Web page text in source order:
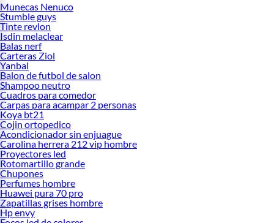
Munecas Nenuco
Stumble guys
Tinte revlon
Isdin melaclear
Balas nerf
Carteras Ziol
Yanbal
Balon de futbol de salon
Shampoo neutro
Cuadros para comedor
Carpas para acampar 2 personas
Koya bt21
Cojin ortopedico
Acondicionador sin enjuague
Carolina herrera 212 vip hombre
Proyectores led
Rotomartillo grande
Chupones
Perfumes hombre
Huawei pura 70 pro
Zapatillas grises hombre
Hp envy